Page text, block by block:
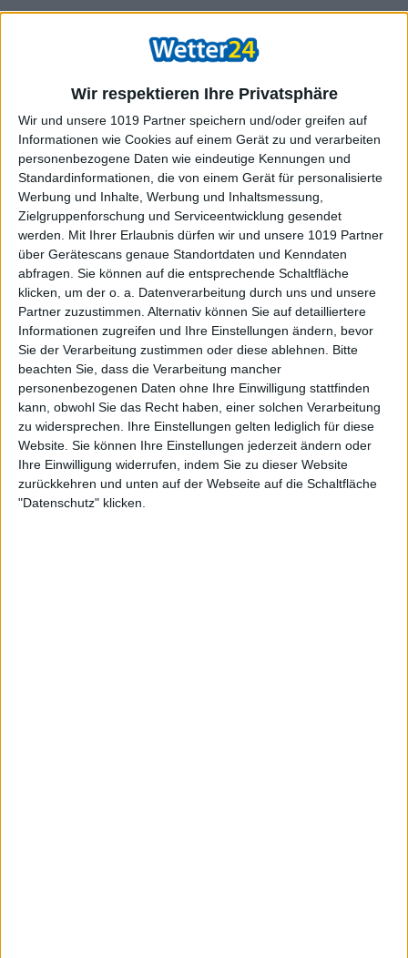
Wir respektieren Ihre Privatsphäre
Wir und unsere 1019 Partner speichern und/oder greifen auf
Informationen wie Cookies auf einem Gerät zu und verarbeiten
personenbezogene Daten wie eindeutige Kennungen und
Standardinformationen, die von einem Gerät für personalisierte
Werbung und Inhalte, Werbung und Inhaltsmessung,
Zielgruppenforschung und Serviceentwicklung gesendet
werden.
Mit Ihrer Erlaubnis dürfen wir und unsere 1019 Partner
über Gerätescans genaue Standortdaten und Kenndaten
abfragen. Sie können auf die entsprechende Schaltfläche
klicken, um der o. a. Datenverarbeitung durch uns und unsere
Partner zuzustimmen. Alternativ können Sie auf detailliertere
Informationen zugreifen und Ihre Einstellungen ändern, bevor
Sie der Verarbeitung zustimmen oder diese ablehnen.
Bitte
beachten Sie, dass die Verarbeitung mancher
personenbezogenen Daten ohne Ihre Einwilligung stattfinden
kann, obwohl Sie das Recht haben, einer solchen Verarbeitung
zu widersprechen. Ihre Einstellungen gelten lediglich für diese
Website. Sie können Ihre Einstellungen jederzeit ändern oder
Ihre Einwilligung widerrufen, indem Sie zu dieser Website
zurückkehren und unten auf der Webseite auf die Schaltfläche
"Datenschutz" klicken.